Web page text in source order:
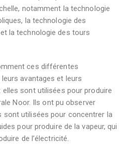
notamment la technologie
la technologie des
la technologie des tours
ces différentes
avantages et leurs
sont utilisées pour produire
Noor. Ils ont pu observer
utilisées pour concentrer la
pour produire de la vapeur, qui
de l’électricité.